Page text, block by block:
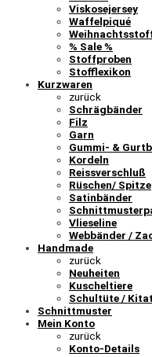
Viskosejersey
Waffelpiqué
% Sale %
Stoffproben
Stofflexikon
Kurzwaren
zurück
Schrägbänder
Filz
Garn
Gummi- &
Kordeln
Reissverschluß
Rüschen/ Spitze
Satinbänder
Vlieseline
Webbänder /
Handmade
zurück
Neuheiten
Kuscheltiere
Schultüte /
Schnittmuster
Mein Konto
zurück
Konto-Details